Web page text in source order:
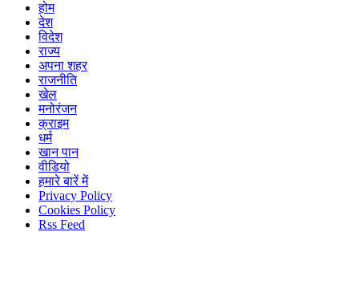
होम
देश
विदेश
राज्य
अपना शहर
राजनीति
खेल
मनोरंजन
क्राइम
धर्म
खान पान
वीडियो
हमारे बारें में
Privacy Policy
Cookies Policy
Rss Feed